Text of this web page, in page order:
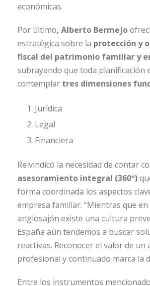
económicas.
Por último, Alberto Bermejo
estratégica sobre la protección y
fiscal del patrimonio familiar y
subrayando que toda planificación
contemplar tres dimensiones
Jurídica
Legal
Financiera
Reivindicó la necesidad de contar
asesoramiento integral (360º)
forma coordinada los aspectos
empresa familiar. “Mientras que
anglosajón existe una cultura
España aún tendemos a buscar
reactivas. Reconocer el valor de un
profesional y continuado marca la
Entre los instrumentos